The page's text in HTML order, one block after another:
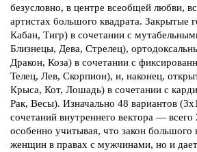
безусловно, в центре всеобщей любви,
артистах большого квадрата. Закрытые
Кабан, Тигр) в сочетании с
Близнецы, Дева, Стрелец),
Дракон, Коза) в сочетании с
Телец, Лев, Скорпион), и, наконец,
Крыса, Кот, Лошадь) в сочетании с
Рак, Весы). Изначально 48 вариантов
сочетаний внутреннего вектора —
особенно учитывая, что закон большого
женщин в правах с мужчинами, но и